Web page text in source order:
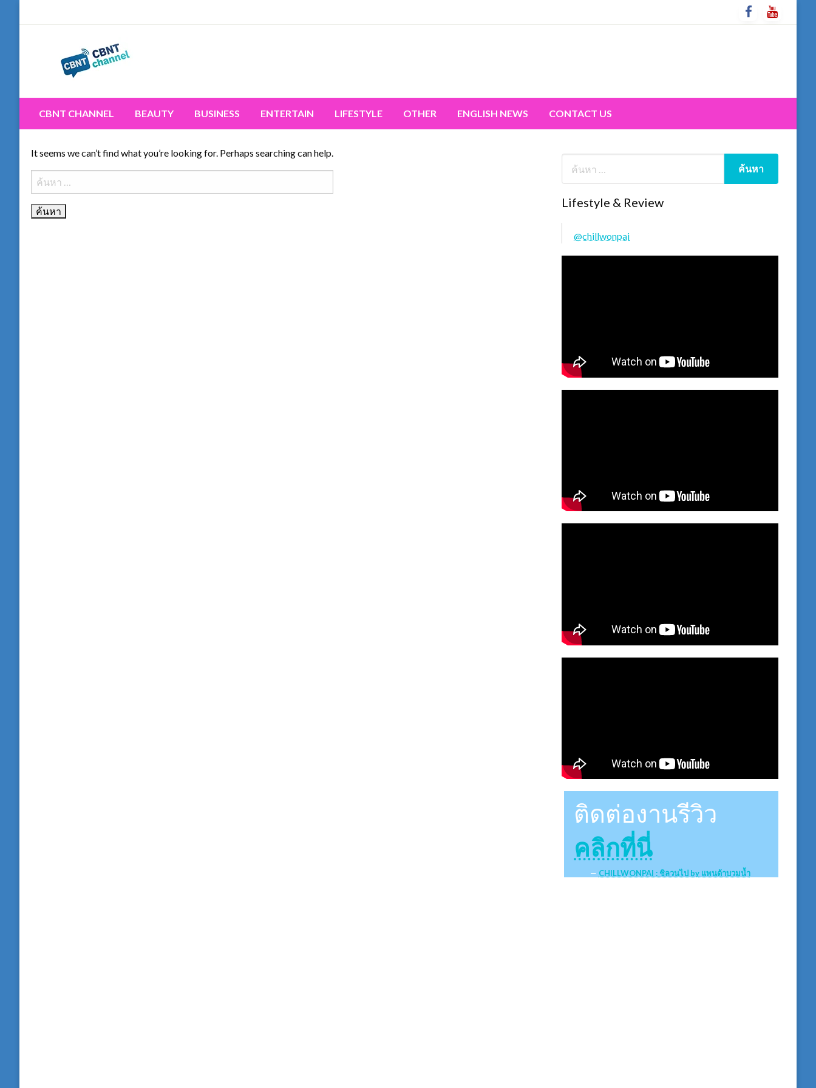
CBNT CHANNEL
CBNT CHANNEL
BEAUTY BUSINESS ENTERTAIN LIFESTYLE OTHER ENGLISH NEWS CONTACT US
It seems we can’t find what you’re looking for. Perhaps searching can help.
ค้นหา
สำหรับ:
Lifestyle & Review
@chillwonpai
ติดต่องานรีวิว
คลิกที่นี่
CHILLWONPAI : ชิลวนไป by แพนด้าบวมน้ำ